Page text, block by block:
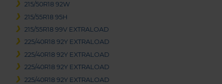
215/50R18 92W
215/55R18 95H
215/55R18 99V EXTRALOAD
225/40R18 92Y EXTRALOAD
225/40R18 92Y EXTRALOAD
225/40R18 92Y EXTRALOAD
225/40R18 92Y EXTRALOAD